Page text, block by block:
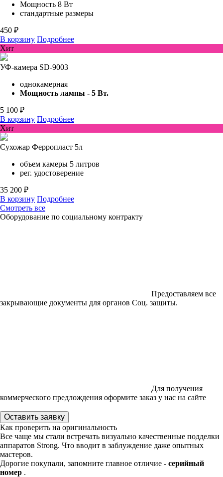
Мощность 8 Вт
стандартные размеры
450 ₽
В корзину Подробнее
Хит
УФ-камера SD-9003
однокамерная
Мощность лампы - 5 Вт.
5 100 ₽
В корзину Подробнее
Хит
Сухожар Ферропласт 5л
объем камеры 5 литров
рег. удостоверение
35 200 ₽
В корзину Подробнее
Смотреть все
Оборудование по социальному контракту
Предоставляем все
закрывающие документы для органов Соц. защиты.
Для получения
коммерческого предлождения оформите заказ у нас на сайте
Оставить заявку
Как проверить на оригинальность
Все чаще мы стали встречать визуально качественные подделки
аппаратов Strong. Что вводит в заблуждение даже опытных
мастеров.
Дорогие покупали, запомните главное отличие - серийный
номер .